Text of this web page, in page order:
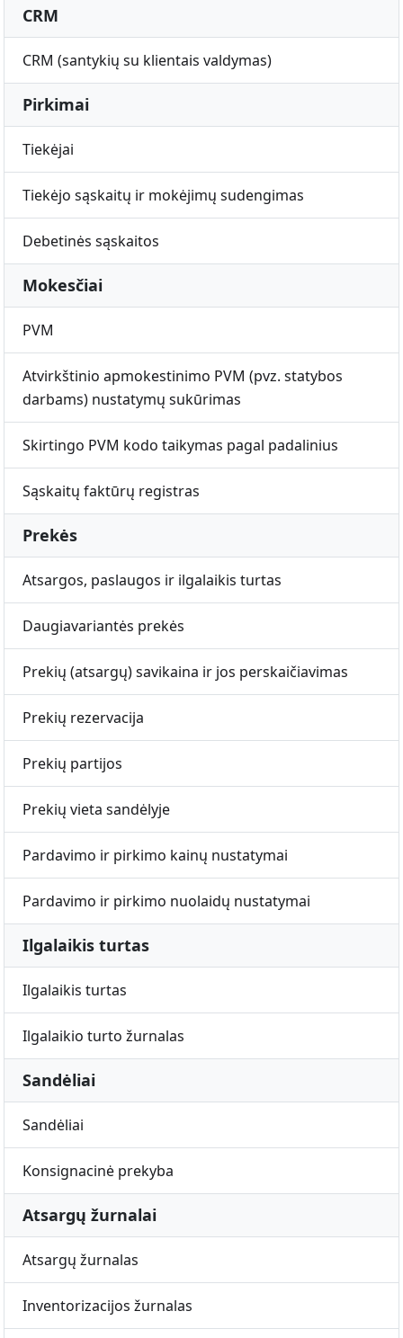
CRM
CRM (santykių su klientais valdymas)
Pirkimai
Tiekėjai
Tiekėjo sąskaitų ir mokėjimų sudengimas
Debetinės sąskaitos
Mokesčiai
PVM
Atvirkštinio apmokestinimo PVM (pvz. statybos
darbams) nustatymų sukūrimas
Skirtingo PVM kodo taikymas pagal padalinius
Sąskaitų faktūrų registras
Prekės
Atsargos, paslaugos ir ilgalaikis turtas
Daugiavariantės prekės
Prekių (atsargų) savikaina ir jos perskaičiavimas
Prekių rezervacija
Prekių partijos
Prekių vieta sandėlyje
Pardavimo ir pirkimo kainų nustatymai
Pardavimo ir pirkimo nuolaidų nustatymai
Ilgalaikis turtas
Ilgalaikis turtas
Ilgalaikio turto žurnalas
Sandėliai
Sandėliai
Konsignacinė prekyba
Atsargų žurnalai
Atsargų žurnalas
Inventorizacijos žurnalas